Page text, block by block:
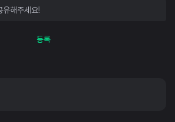
등록